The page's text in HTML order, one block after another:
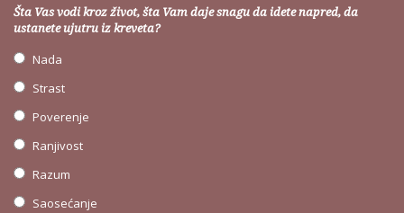
Šta Vas vodi kroz život, šta Vam daje snagu da idete napred, da
ustanete ujutru iz kreveta?
Nada
Strast
Poverenje
Ranjivost
Razum
Saosećanje